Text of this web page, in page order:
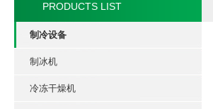
PRODUCTS LIST
制冷设备
制冰机
冷冻干燥机